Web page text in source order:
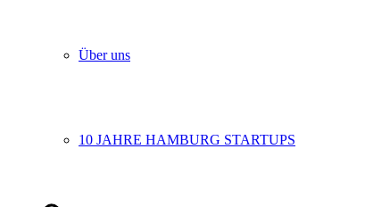
Über uns
10 JAHRE HAMBURG STARTUPS